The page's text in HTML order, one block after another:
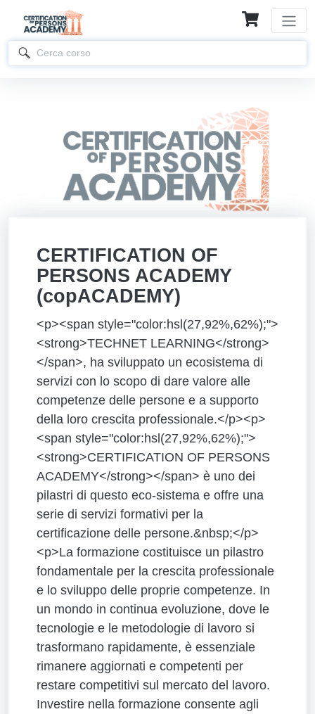
CERTIFICATION OF
PERSONS ACADEMY
(copACADEMY)
<p><span style="color:hsl(27,92%,62%);">
<strong>TECHNET LEARNING</strong>
</span>, ha sviluppato un ecosistema di
servizi con lo scopo di dare valore alle
competenze delle persone e a supporto
della loro crescita professionale.</p><p>
<span style="color:hsl(27,92%,62%);">
<strong>CERTIFICATION OF PERSONS
ACADEMY</strong></span> è uno dei
pilastri di questo eco-sistema e offre una
serie di servizi formativi per la
certificazione delle persone.&nbsp;</p>
<p>La formazione costituisce un pilastro
fondamentale per la crescita professionale
e lo sviluppo delle proprie competenze. In
un mondo in continua evoluzione, dove le
tecnologie e le metodologie di lavoro si
trasformano rapidamente, è essenziale
rimanere aggiornati e competenti per
restare competitivi sul mercato del lavoro.
Investire nella formazione consente agli